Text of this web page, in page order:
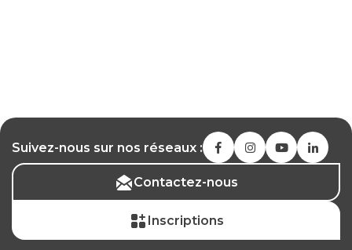
Suivez-nous sur nos réseaux :
Contactez-nous
Inscriptions